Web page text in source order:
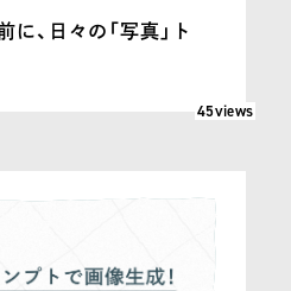
、日々の「写真」ト
閲覧数: 45
45views